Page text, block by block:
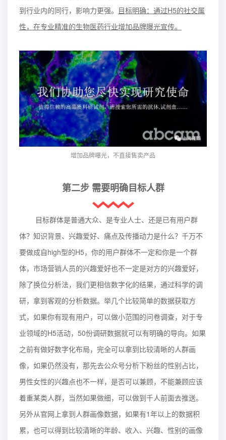
到行业内的同行，影响力更强。 目标明确：通过H5的社交属
性，在专业精准的生物医药行业增加品牌曝光宣传。
增加品牌曝光，不直接售卖产品
第二步 需要明确目标人群
目标群体是普通大众、是专业人士、还是已有用户群
体？知识背景、兴趣爱好、痛点及传播动力是什么？千万不
要做成自high型的H5，你的用户群体不一定和你是一个群
体，市场营销人员的兴趣爱好也不一定是对方的兴趣爱好，
除了换位分析法，我们更相信数字化的结果，通过科学的调
研，拿到客观的分析数据。举几个比较简单的数据获取方
式，如果你有现有用户，可以做小范围的问卷调查，对于专
业领域的H5活动，50份调研数据就可以有明确的导向。如果
之前有做好数字化布局，完全可以拿到比较清晰的人群画
像，如果仍然没有，那先去公众号分析下粉丝的性别占比，
男性女性的兴趣点也不一样，是否可以兼顾，不能兼顾应该
着重某类人群，当然如果做细，可以做到千人前面去推送。
另外从官网上拿到人群画像数据，如果有1年以上的数据积
累，也可以得到比较清晰的年龄、收入、兴趣、性别的画像